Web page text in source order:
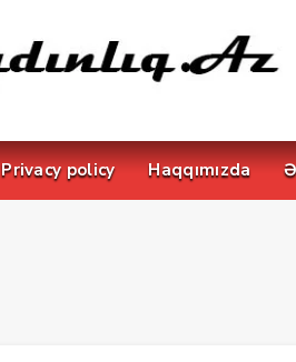
Privacy policy Haqqımızda